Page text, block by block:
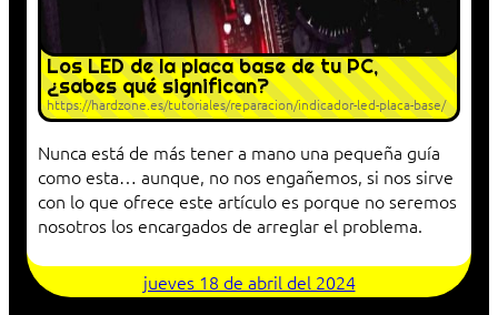
Los LED de la placa base de tu PC,
¿sabes qué significan?
https://hardzone.es/tutoriales/reparacion/indicador-led-placa-base/
Nunca está de más tener a mano una pequeña guía
como esta… aunque, no nos engañemos, si nos sirve
con lo que ofrece este artículo es porque no seremos
nosotros los encargados de arreglar el problema.
jueves 18 de abril del 2024